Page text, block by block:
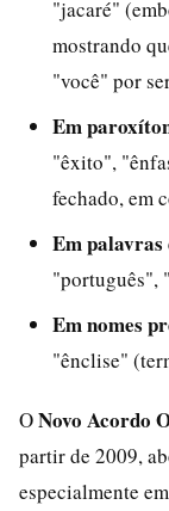
"jacaré"
mostrando
"você" por
Em
"êxito",
fechado, em
Em
"português",
Em nomes
"ênclise"
ONovo Acordo
partir de 2009,
especialmente